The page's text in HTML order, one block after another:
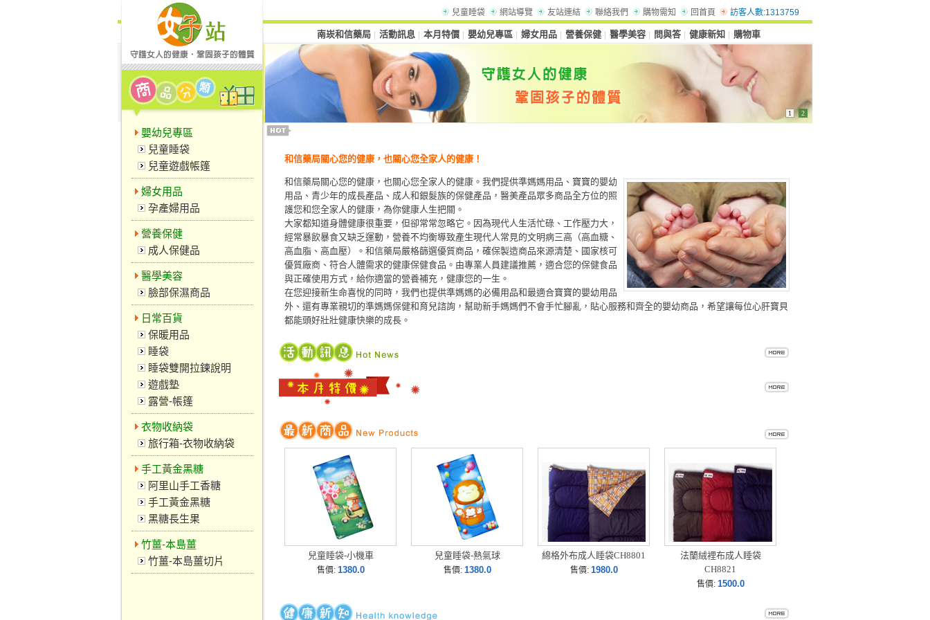
嬰幼兒專區
兒童睡袋
兒童遊戲帳篷
婦女用品
孕產婦用品
營養保健
成人保健品
醫學美容
臉部保濕商品
日常百貨
保暖用品
睡袋
睡袋雙開拉鍊說明
遊戲墊
露營-帳篷
衣物收納袋
旅行箱-衣物收納袋
手工黃金黑糖
阿里山手工香糖
手工黃金黑糖
黑糖長生果
竹薑-本島薑
竹薑-本島薑切片
兒童睡袋 網站導覽 友站連結 聯絡我們 購物需知 回首頁 訪客人數:1313759
南崁和信藥局 活動訊息 本月特價 嬰幼兒專區 婦女用品 營養保健 醫學美容 問與答 健康新知 購物車
1 2
和信藥局關心您的健康，也關心您全家人的健康！
和信藥局關心您的健康，也關心您全家人的健康。我們提供準媽媽用品、寶寶的嬰幼
用品、青少年的成長產品、成人和銀髮族的保健產品，醫美產品眾多商品全方位的照
護您和您全家人的健康，為你健康人生把關。
大家都知道身體健康很重要，但卻常常忽略它。因為現代人生活忙碌、工作壓力大，
經常暴飲暴食又缺乏運動，營養不均衡導致產生現代人常見的文明病三高（高血糖、
高血脂、高血壓）。和信藥局嚴格篩選優質商品，確保製造商品來源清楚、國家核可
優質廠商、符合人體需求的健康保健食品。由專業人員建議推薦，適合您的保健食品
與正確使用方式，給你適當的營養補充，健康您的一生。
在您迎接新生命喜悅的同時，我們也提供準媽媽的必備用品和最適合寶寶的嬰幼用品
外、還有專業親切的準媽媽保健和育兒諮詢，幫助新手媽媽們不會手忙腳亂，貼心服務和齊全的嬰幼商品，希望讓每位心肝寶貝
都能頭好壯壯健康快樂的成長。
兒童睡袋-小機車
售價: 1380.0
兒童睡袋-熱氣球
售價: 1380.0
綿格外布成人睡袋CH8801
售價: 1980.0
法蘭絨裡布成人睡袋
CH8821
售價: 1500.0